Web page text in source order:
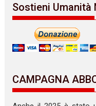
Sostieni Umanità
CAMPAGNA